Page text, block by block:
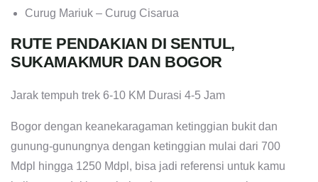
Curug Mariuk – Curug Cisarua
RUTE PENDAKIAN DI SENTUL,
SUKAMAKMUR DAN BOGOR
Jarak tempuh trek 6-10 KM Durasi 4-5 Jam
Bogor dengan keanekaragaman ketinggian bukit dan
gunung-gunungnya dengan ketinggian mulai dari 700
Mdpl hingga 1250 Mdpl, bisa jadi referensi untuk kamu